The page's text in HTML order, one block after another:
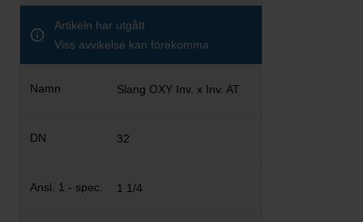
Artikeln har utgått
Viss avvikelse kan förekomma
Slang OXY Inv. x Inv. AT
32
1 1/4